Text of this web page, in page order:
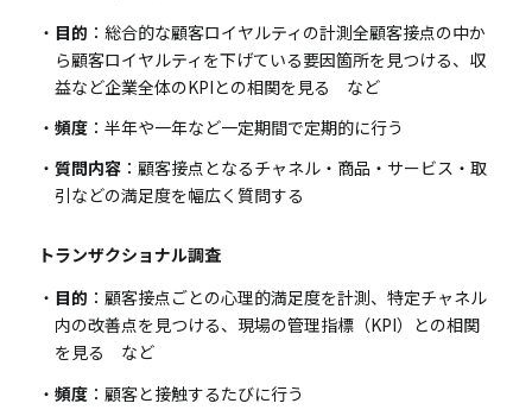
目的 ：総合的な顧客ロイヤルティの計測全顧客接点の中か
ら顧客ロイヤルティを下げている要因箇所を見つける、収
益など企業全体のKPIとの相関を見る など
頻度 ：半年や一年など一定期間で定期的に行う
質問内容 ：顧客接点となるチャネル・商品・サービス・取
引などの満足度を幅広く質問する
トランザクショナル調査
目的 ：顧客接点ごとの心理的満足度を計測、特定チャネル
内の改善点を見つける、現場の管理指標（KPI）との相関
を見る など
頻度 ：顧客と接触するたびに行う